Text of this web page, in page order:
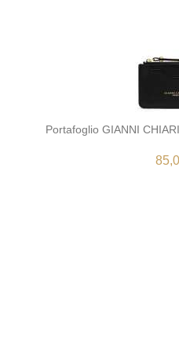
Portafoglio GIANNI